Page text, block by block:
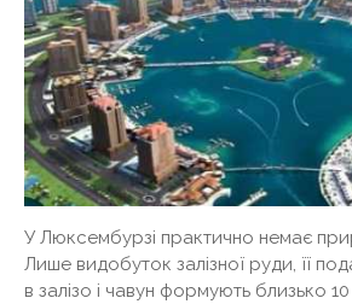
У Люксембурзі практично немає
Лише видобуток залізної руди, її
в залізо і чавун формують близько